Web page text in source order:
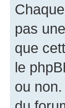
pas
que
le
ou